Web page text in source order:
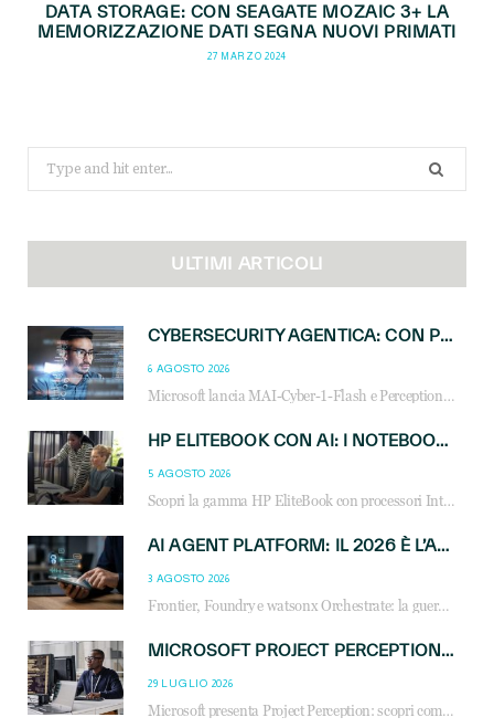
DATA STORAGE: CON SEAGATE MOZAIC 3+ LA
MEMORIZZAZIONE DATI SEGNA NUOVI PRIMATI
27 MARZO 2024
Search
for:
ULTIMI ARTICOLI
CYBERSECURITY AGENTICA: CON PERCEPTION E MAI-CYBER-1-FLASH MICROSOFT APRE NUOVI SERVIZI PER IL CANALE
6 AGOSTO 2026
Microsoft lancia MAI-Cyber-1-Flash e Perception: cybersecurity agentica in preview dal 3 novembre. Cosa cambia per MSP, system integrator e reseller.
HP ELITEBOOK CON AI: I NOTEBOOK BUSINESS INTELLIGENTI CHE TRASFORMANO PRODUTTIVITÀ, SICUREZZA E LAVORO IBRIDO
5 AGOSTO 2026
Scopri la gamma HP EliteBook con processori Intel® Core™ Ultra e AMD Ryzen™ AI. Notebook business progettati per aumentare la produttività, migliorare la collaborazione e garantire sicurezza avanzata in ufficio e in mobilità.
AI AGENT PLATFORM: IL 2026 È L’ANNO DEL «SISTEMA OPERATIVO» PER GLI AGENTI AZIENDALI
3 AGOSTO 2026
Frontier, Foundry e watsonx Orchestrate: la guerra delle piattaforme AI agent ridisegna il mercato IT. Cosa cambia per reseller, MSP e system integrator.
MICROSOFT PROJECT PERCEPTION: COME GLI AGENTI AI CAMBIERANNO SOC, CYBERSECURITY E SERVIZI MSP
29 LUGLIO 2026
Microsoft presenta Project Perception: scopri come gli agenti AI possono trasformare cybersecurity, SOC e servizi gestiti degli MSP.